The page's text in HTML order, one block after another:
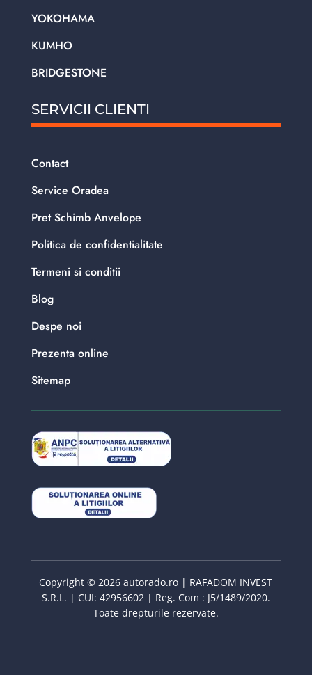
YOKOHAMA
KUMHO
BRIDGESTONE
SERVICII CLIENTI
Contact
Service Oradea
Pret Schimb Anvelope
Politica de confidentialitate
Termeni si conditii
Blog
Despe noi
Prezenta online
Sitemap
Copyright © 2026 autorado.ro | RAFADOM INVEST
S.R.L. | CUI: 42956602 | Reg. Com : J5/1489/2020.
Toate drepturile rezervate.